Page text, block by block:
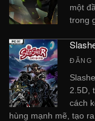
một
trong
ĐĂNG
2.5D,
cách
hùng mạnh mẽ, tạo